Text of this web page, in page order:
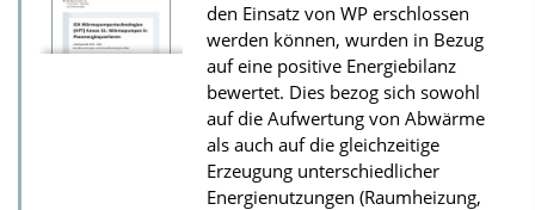
den Einsatz von WP erschlossen
werden können, wurden in Bezug
auf eine positive Energiebilanz
bewertet. Dies bezog sich sowohl
auf die Aufwertung von Abwärme
als auch auf die gleichzeitige
Erzeugung unterschiedlicher
Energienutzungen (Raumheizung,